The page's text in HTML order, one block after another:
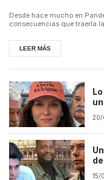
Desde hace mucho en
consecuencias que traería
LEER MÁS
20/
15/